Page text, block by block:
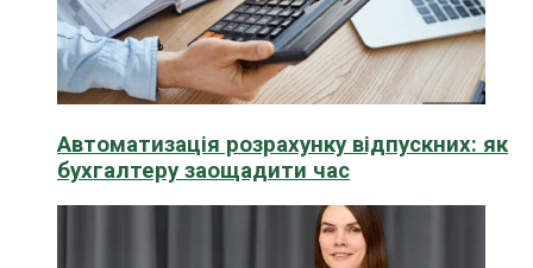
Автоматизація розрахунку відпускних: як
бухгалтеру заощадити час